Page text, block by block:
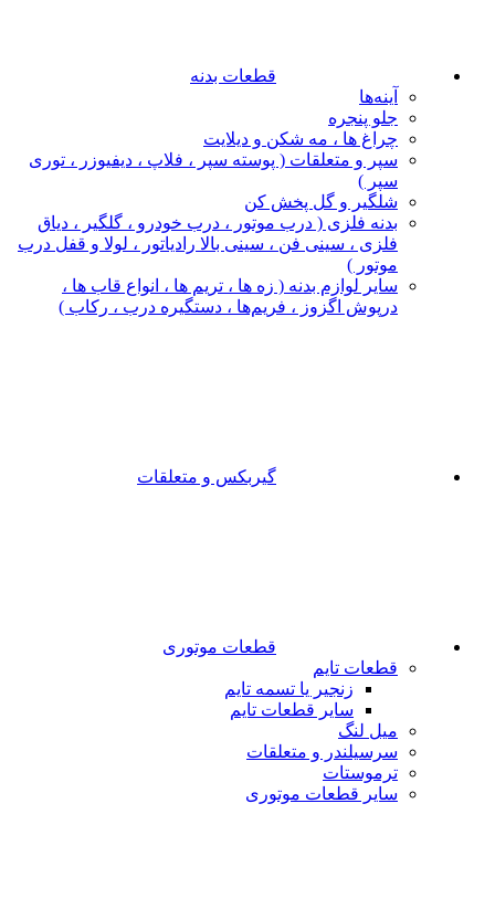
قطعات بدنه
آینه‌ها
جلو پنجره
چراغ‌ ها ، مه‌ شکن و دیلایت
سپر و متعلقات ( پوسته سپر ، فلاپ ، دیفیوزر ، توری
سپر )
شلگیر و گل‌ پخش‌ کن
بدنه فلزی ( درب موتور ، درب خودرو ، گلگیر ، دیاق
فلزی ، سینی فن ، سینی بالا رادیاتور ، لولا و قفل درب
موتور )
سایر لوازم بدنه ( زه ها ، تریم ها ، انواع قاب ها ،
درپوش اگزوز ، فریم‌ها ، دستگیره درب ، رکاب )
گیربکس و متعلقات
قطعات موتوری
قطعات تایم
زنجیر یا تسمه تایم
سایر قطعات تایم
میل لنگ
سرسیلندر و متعلقات
ترموستات
سایر قطعات موتوری